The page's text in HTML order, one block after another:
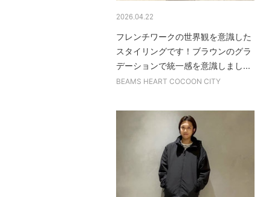
2026.04.22
フレンチワークの世界観を意識した
スタイリングです！ブラウンのグラ
デーションで統一感を意識しまし...
BEAMS HEART COCOON CITY